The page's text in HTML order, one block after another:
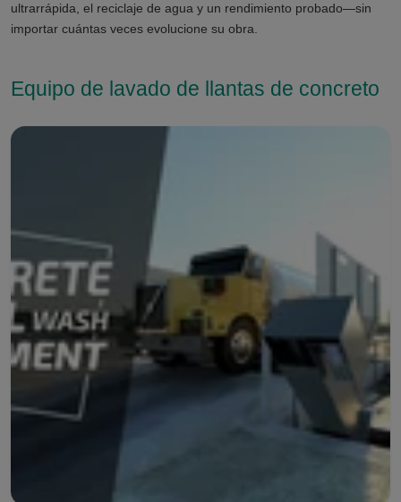
ultrarrápida, el reciclaje de agua y un rendimiento probado—sin
importar cuántas veces evolucione su obra.
Equipo de lavado de llantas de concreto